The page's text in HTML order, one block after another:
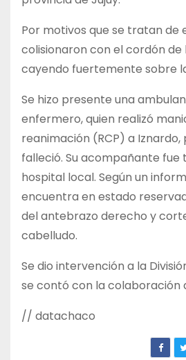
Por motivos que se tratan de
colisionaron con el cordón de
cayendo fuertemente sobre
Se hizo presente una
enfermero, quien realizó
reanimación (RCP) a
falleció. Su acompañante fue
hospital local. Según un
encuentra en estado
del antebrazo derecho y
cabelludo.
Se dio intervención a la
se contó con la colaboración
// datachaco